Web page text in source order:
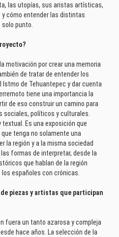
las utopías, sus aristas artísticas,
y cómo entender las distintas
punto.
motivación por crear una memoria
de tratar de entender los
de Tehuantepec y dar cuenta
tiene una importancia la
de eso construir un camino para
políticos y culturales.
Es una exposición que
tenga no solamente una
la región y a la misma sociedad
formas de interpretar, desde la
que hablan de la región
españoles con crónicas.
piezas y artistas que participan
fuera un tanto azarosa y compleja
hace años. La selección de la